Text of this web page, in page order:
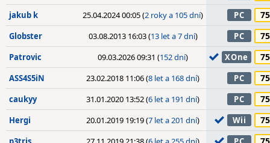
jakub k 25.04.2024 00:05 (2 roky a 105 dní) PC 75
Globster 03.08.2013 16:03 (13 let a 7 dní) PC 75
Patrovic 09.03.2026 09:31 (152 dní) XOne 75
ASS4S5iN 23.02.2018 11:06 (8 let a 168 dní) PC 75
caukyy 31.01.2020 13:52 (6 let a 191 dní) PC 75
Hergi 20.01.2019 19:19 (7 let a 201 dní) Wii 75